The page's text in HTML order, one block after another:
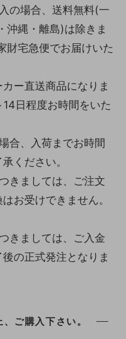
の場合、送料無料(一
沖縄・離島)は除きま
財宅急便でお届けいた
ー直送商品になりま
日程度お時間をいた
合、入荷までお時間
ください。
きましては、ご注文
お受けできません。
きましては、ご入金
の正式発注となりま
ご購入下さい。